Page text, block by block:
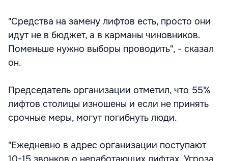
"Средства на замену лифтов есть, просто они
идут не в бюджет, а в карманы чиновников.
Поменьше нужно выборы проводить", - сказал
он.
Председатель организации отметил, что 55%
лифтов столицы изношены и если не принять
срочные меры, могут погибнуть люди.
"Ежедневно в адрес организации поступают